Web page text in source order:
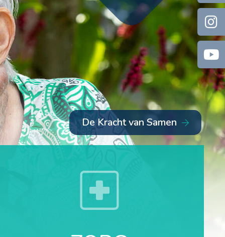
De Kracht van Samen